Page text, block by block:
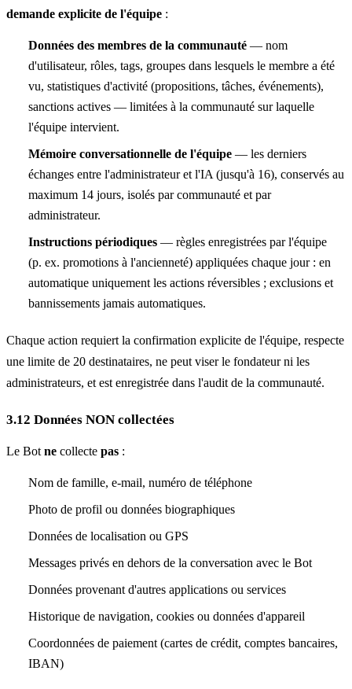
demande explicite de l'équipe :
Données des membres de la communauté — nom
d'utilisateur, rôles, tags, groupes dans lesquels le membre a été
vu, statistiques d'activité (propositions, tâches, événements),
sanctions actives — limitées à la communauté sur laquelle
l'équipe intervient.
Mémoire conversationnelle de l'équipe — les derniers
échanges entre l'administrateur et l'IA (jusqu'à 16), conservés au
maximum 14 jours, isolés par communauté et par
administrateur.
Instructions périodiques — règles enregistrées par l'équipe
(p. ex. promotions à l'ancienneté) appliquées chaque jour : en
automatique uniquement les actions réversibles ; exclusions et
bannissements jamais automatiques.
Chaque action requiert la confirmation explicite de l'équipe, respecte
une limite de 20 destinataires, ne peut viser le fondateur ni les
administrateurs, et est enregistrée dans l'audit de la communauté.
3.12 Données NON collectées
Le Bot ne collecte pas :
Nom de famille, e-mail, numéro de téléphone
Photo de profil ou données biographiques
Données de localisation ou GPS
Messages privés en dehors de la conversation avec le Bot
Données provenant d'autres applications ou services
Historique de navigation, cookies ou données d'appareil
Coordonnées de paiement (cartes de crédit, comptes bancaires,
IBAN)